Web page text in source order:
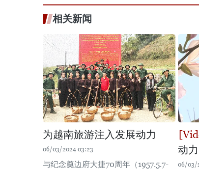
相关新闻
为越南旅游注入发展动力
06/03/2024 03:23
与纪念奠边府大捷70周年（1957.5.7-
动力
06/03/